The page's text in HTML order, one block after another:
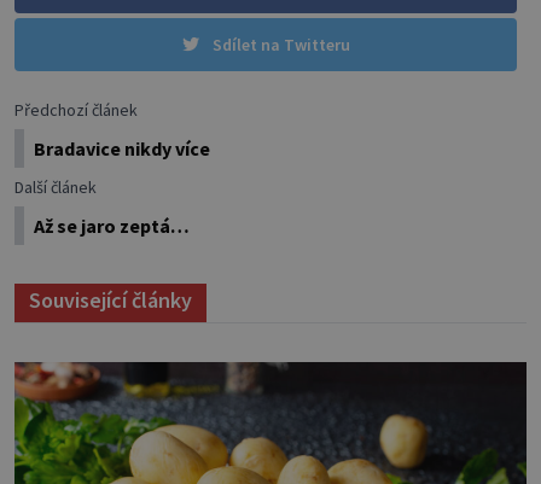
Sdílet na Twitteru
Předchozí článek
Bradavice nikdy více
Další článek
Až se jaro zeptá…
Související články